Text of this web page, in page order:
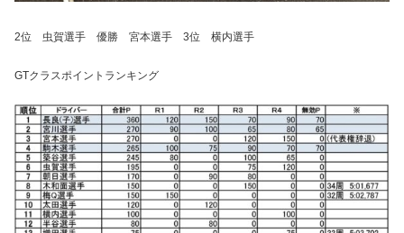
2位 虫賀選手 優勝 宮本選手 3位 横内選手
GTクラスポイントランキング